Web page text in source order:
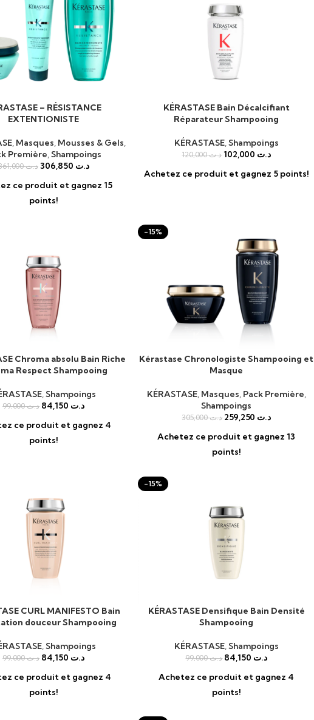
PANIER– RÉSISTANCE
EXTENTIONISTE
, Masques, Mousses & Gels,
Première,Shampoings
د.ت361,000 د.ت
ce produit et gagnez 15
points!
AJOUTER AU PANIER
KÉRASTASE Bain Décalcifiant
Réparateur Shampooing
KÉRASTASE,Shampoings
د.ت120,000 د.ت
Achetez ce produit et gagnez 5 points!
PANIER
Chroma absolu Bain Riche
Respect Shampooing
,Shampoings
د.ت99,000 د.ت
ce produit et gagnez 4
points!
-15%
AJOUTER AU PANIER
Kérastase Chronologiste Shampooing et
Masque
KÉRASTASE, Masques, Pack Première,
Shampoings
د.ت305,000 د.ت
Achetez ce produit et gagnez 13
points!
PANIER
CURL MANIFESTO Bain
douceur Shampooing
,Shampoings
د.ت99,000 د.ت
ce produit et gagnez 4
points!
-15%
AJOUTER AU PANIER
KÉRASTASE Densifique Bain Densité
Shampooing
KÉRASTASE,Shampoings
د.ت99,000 د.ت
Achetez ce produit et gagnez 4
points!